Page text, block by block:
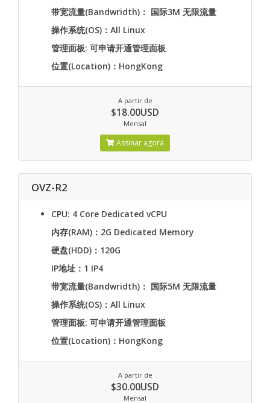
带宽流量(Bandwridth)： 国际3M 无限流量
操作系统(OS)：All Linux
管理面板: 可申请开通管理面板
位置(Location)：HongKong
A partir de
$18.00USD
Mensal
Assinar agora
OVZ-R2
CPU: 4 Core Dedicated vCPU
内存(RAM)：2G Dedicated Memory
硬盘(HDD)：120G
IP地址：1 IP4
带宽流量(Bandwridth)： 国际5M 无限流量
操作系统(OS)：All Linux
管理面板: 可申请开通管理面板
位置(Location)：HongKong
A partir de
$30.00USD
Mensal